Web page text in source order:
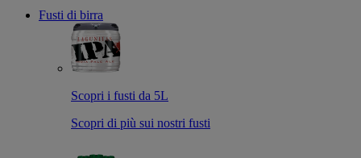
Fusti di birra
Scopri i fusti da 5L
Scopri di più sui nostri fusti